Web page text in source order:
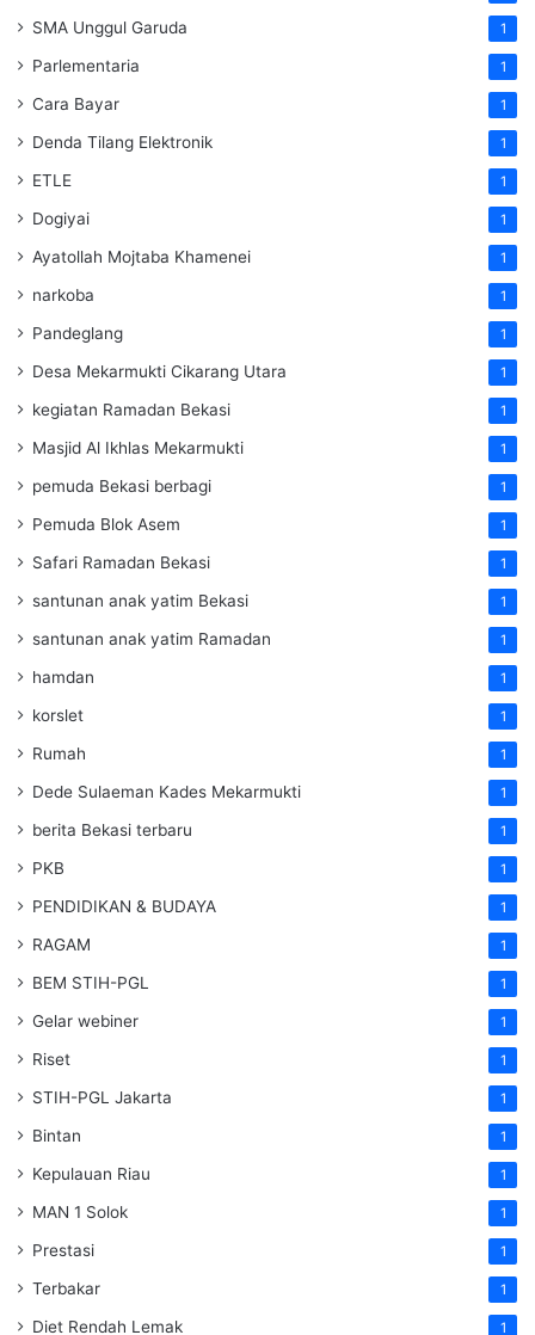
SMA Unggul Garuda 1
Parlementaria 1
Cara Bayar 1
Denda Tilang Elektronik 1
ETLE 1
Dogiyai 1
Ayatollah Mojtaba Khamenei 1
narkoba 1
Pandeglang 1
Desa Mekarmukti Cikarang Utara 1
kegiatan Ramadan Bekasi 1
Masjid Al Ikhlas Mekarmukti 1
pemuda Bekasi berbagi 1
Pemuda Blok Asem 1
Safari Ramadan Bekasi 1
santunan anak yatim Bekasi 1
santunan anak yatim Ramadan 1
hamdan 1
korslet 1
Rumah 1
Dede Sulaeman Kades Mekarmukti 1
berita Bekasi terbaru 1
PKB 1
PENDIDIKAN & BUDAYA 1
RAGAM 1
BEM STIH-PGL 1
Gelar webiner 1
Riset 1
STIH-PGL Jakarta 1
Bintan 1
Kepulauan Riau 1
MAN 1 Solok 1
Prestasi 1
Terbakar 1
Diet Rendah Lemak 1